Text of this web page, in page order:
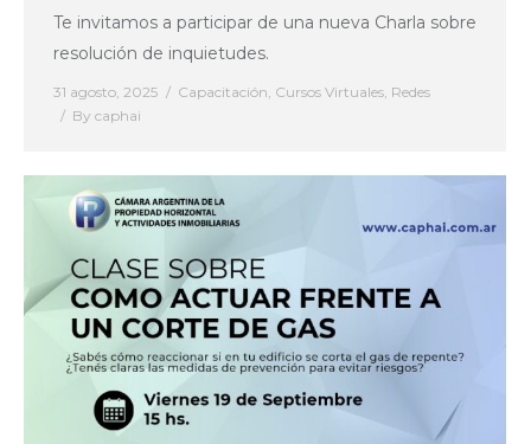
Te invitamos a participar de una nueva Charla sobre
resolución de inquietudes.
31 agosto, 2025 Capacitación, Cursos Virtuales, Redes
By caphai